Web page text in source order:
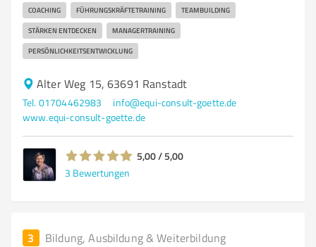
COACHING FÜHRUNGSKRÄFTETRAINING TEAMBUILDING
STÄRKEN ENTDECKEN MANAGERTRAINING
PERSÖNLICHKEITSENTWICKLUNG
Alter Weg 15, 63691 Ranstadt
Tel. 01704462983
info@equi-consult-goette.de
www.equi-consult-goette.de
5,00 / 5,00
3 Bewertungen
3 Bildung, Ausbildung & Weiterbildung